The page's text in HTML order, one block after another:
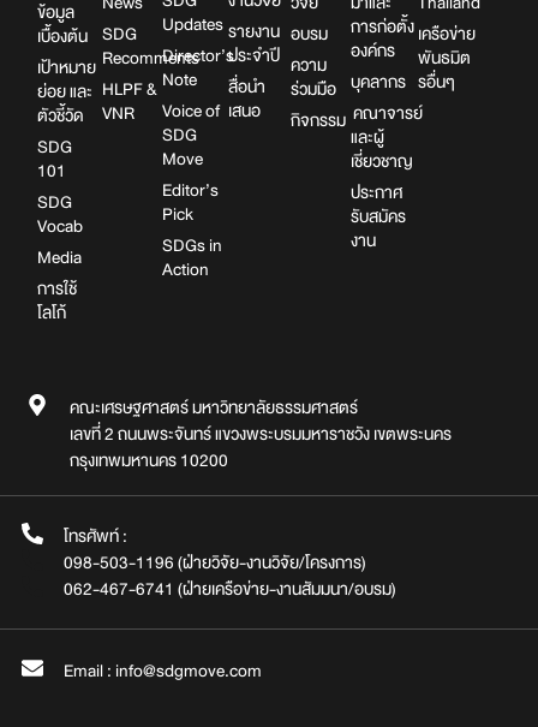
ข้อมูล
เบื้องต้น
เป้าหมาย
ย่อย และ
ตัวชี้วัด
SDG
101
SDG
Vocab
Media
การใช้
โลโก้
SDG
Recomments
HLPF &
VNR
Updates
Director’s
Note
Voice of
SDG
Move
Editor’s
Pick
SDGs in
Action
รายงาน
ประจำปี
สื่อนำ
เสนอ
อบรม
ความ
ร่วมมือ
กิจกรรม
การก่อตั้ง
องค์กร
บุคลากร
คณาจารย์
และผู้
เชี่ยวชาญ
ประกาศ
รับสมัคร
งาน
เครือข่าย
พันธมิต
รอื่นๆ
คณะเศรษฐศาสตร์ มหาวิทยาลัยธรรมศาสตร์
เลขที่ 2 ถนนพระจันทร์ แขวงพระบรมมหาราชวัง เขตพระนคร
กรุงเทพมหานคร 10200
โทรศัพท์ :
098-503-1196 (ฝ่ายวิจัย-งานวิจัย/โครงการ)
062-467-6741 (ฝ่ายเครือข่าย-งานสัมมนา/อบรม)
Email : info@sdgmove.com